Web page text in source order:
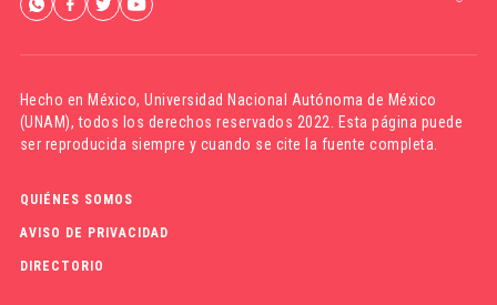
Hecho en México,Universidad Nacional Autónoma de México
(UNAM), todos los derechos reservados 2022. Esta página puede
ser reproducida siempre y cuando se cite la fuente completa.
QUIÉNES SOMOS
AVISO DE PRIVACIDAD
DIRECTORIO